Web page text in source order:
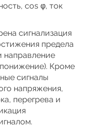
cos φ, ток
сигнализация
предела
направление
Кроме
сигналы
напряжения,
перегрева и